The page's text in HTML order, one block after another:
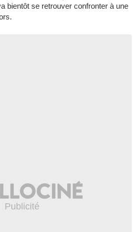
bientôt se retrouver confronter à une